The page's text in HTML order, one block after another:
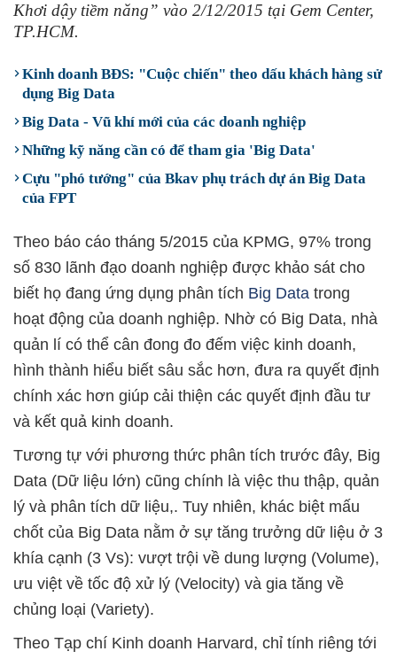
Khơi dậy tiềm năng” vào 2/12/2015 tại Gem Center,
TP.HCM.
Kinh doanh BĐS: "Cuộc chiến" theo dấu khách hàng sử
dụng Big Data
Big Data - Vũ khí mới của các doanh nghiệp
Những kỹ năng cần có để tham gia 'Big Data'
Cựu "phó tướng" của Bkav phụ trách dự án Big Data
của FPT
Theo báo cáo tháng 5/2015 của KPMG, 97% trong
số 830 lãnh đạo doanh nghiệp được khảo sát cho
biết họ đang ứng dụng phân tích Big Data trong
hoạt động của doanh nghiệp. Nhờ có Big Data, nhà
quản lí có thể cân đong đo đếm việc kinh doanh,
hình thành hiểu biết sâu sắc hơn, đưa ra quyết định
chính xác hơn giúp cải thiện các quyết định đầu tư
và kết quả kinh doanh.
Tương tự với phương thức phân tích trước đây, Big
Data (Dữ liệu lớn) cũng chính là việc thu thập, quản
lý và phân tích dữ liệu,. Tuy nhiên, khác biệt mấu
chốt của Big Data nằm ở sự tăng trưởng dữ liệu ở 3
khía cạnh (3 Vs): vượt trội về dung lượng (Volume),
ưu việt về tốc độ xử lý (Velocity) và gia tăng về
chủng loại (Variety).
Theo Tạp chí Kinh doanh Harvard, chỉ tính riêng tới